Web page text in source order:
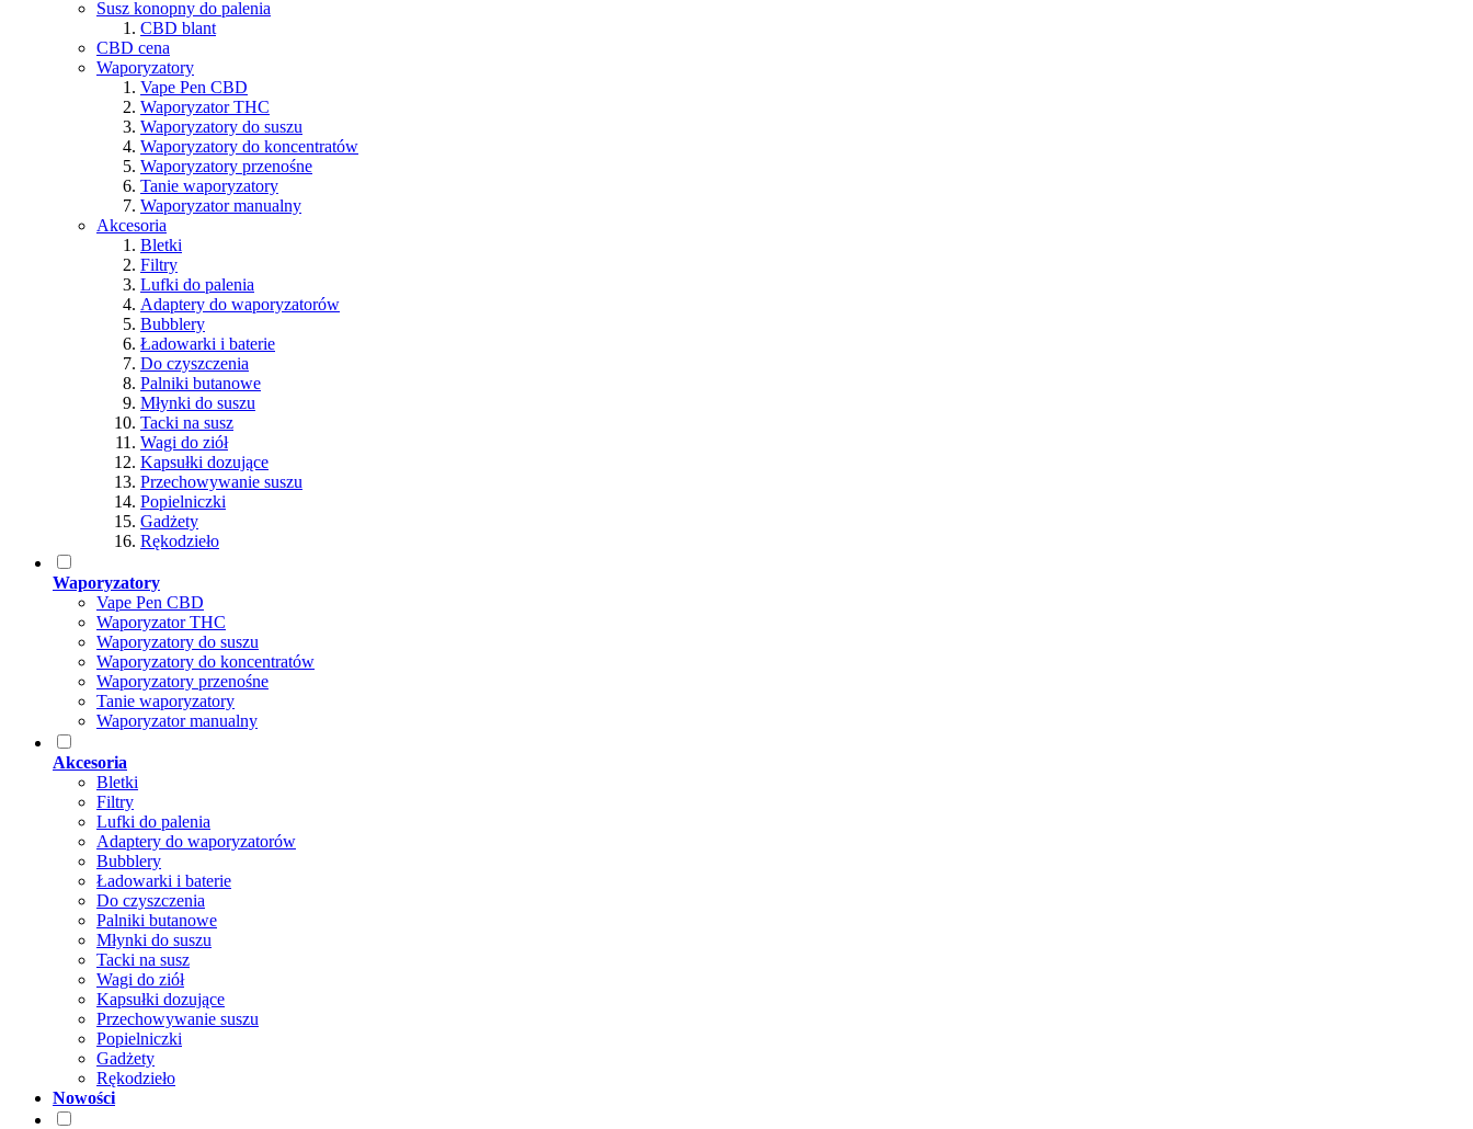
Susz konopny do palenia
CBD blant
CBD cena
Waporyzatory
Vape Pen CBD
Waporyzator THC
Waporyzatory do suszu
Waporyzatory do koncentratów
Waporyzatory przenośne
Tanie waporyzatory
Waporyzator manualny
Akcesoria
Bletki
Filtry
Lufki do palenia
Adaptery do waporyzatorów
Bubblery
Ładowarki i baterie
Do czyszczenia
Palniki butanowe
Młynki do suszu
Tacki na susz
Wagi do ziół
Kapsułki dozujące
Przechowywanie suszu
Popielniczki
Gadżety
Rękodzieło
Waporyzatory
Vape Pen CBD
Waporyzator THC
Waporyzatory do suszu
Waporyzatory do koncentratów
Waporyzatory przenośne
Tanie waporyzatory
Waporyzator manualny
Akcesoria
Bletki
Filtry
Lufki do palenia
Adaptery do waporyzatorów
Bubblery
Ładowarki i baterie
Do czyszczenia
Palniki butanowe
Młynki do suszu
Tacki na susz
Wagi do ziół
Kapsułki dozujące
Przechowywanie suszu
Popielniczki
Gadżety
Rękodzieło
Nowości